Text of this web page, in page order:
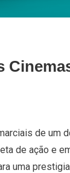
de um
de ação e
uma